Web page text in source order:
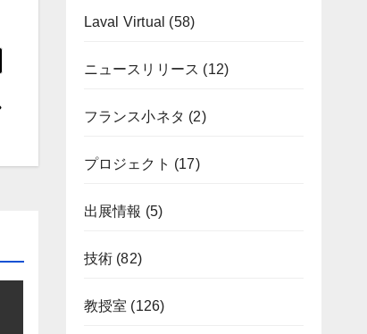
Laval Virtual (58)
ニュースリリース (12)
フランス小ネタ (2)
プロジェクト (17)
出展情報 (5)
技術(82)
教授室 (126)